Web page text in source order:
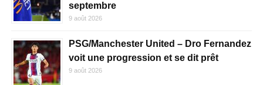
septembre
9 août 2026
PSG/Manchester United – Dro Fernandez
voit une progression et se dit prêt
9 août 2026